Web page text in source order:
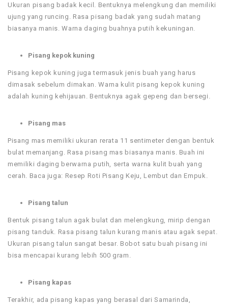
Ukuran pisang badak kecil. Bentuknya melengkung dan memiliki
ujung yang runcing. Rasa pisang badak yang sudah matang
biasanya manis. Warna daging buahnya putih kekuningan.
Pisang kepok kuning
Pisang kepok kuning juga termasuk jenis buah yang harus
dimasak sebelum dimakan. Warna kulit pisang kepok kuning
adalah kuning kehijauan. Bentuknya agak gepeng dan bersegi.
Pisang mas
Pisang mas memiliki ukuran rerata 11 sentimeter dengan bentuk
bulat memanjang. Rasa pisang mas biasanya manis. Buah ini
memiliki daging berwarna putih, serta warna kulit buah yang
cerah. Baca juga: Resep Roti Pisang Keju, Lembut dan Empuk.
Pisang talun
Bentuk pisang talun agak bulat dan melengkung, mirip dengan
pisang tanduk. Rasa pisang talun kurang manis atau agak sepat.
Ukuran pisang talun sangat besar. Bobot satu buah pisang ini
bisa mencapai kurang lebih 500 gram.
Pisang kapas
Terakhir, ada pisang kapas yang berasal dari Samarinda,